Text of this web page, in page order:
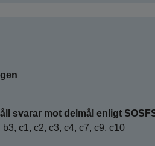
svarar mot delmål enligt
c1, c2, c3, c4, c7, c9, c10